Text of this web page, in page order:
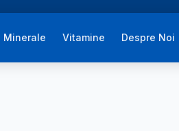
Minerale Vitamine Despre Noi